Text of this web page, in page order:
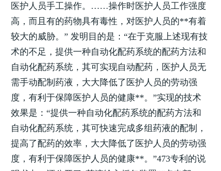
医护人员手工操作。……操作时医护人员工作强度
高，而且有的药物具有毒性，对医护人员的**有着
较大的威胁。” 发明目的是：“在于克服上述现有技
术的不足，提供一种自动化配药系统的配药方法和
自动化配药系统，其可实现自动配药，医护人员无
需手动配制药液，大大降低了医护人员的劳动强
度，有利于保障医护人员的健康**。”实现的技术
效果是：“提供一种自动化配药系统的配药方法和
自动化配药系统，其可快速完成多组药液的配制，
提高了配药的效率，大大降低了医护人员的劳动强
度，有利于保障医护人员的健康**。”473专利的说